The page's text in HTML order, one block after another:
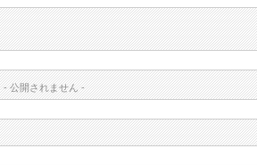
- 公開されません -